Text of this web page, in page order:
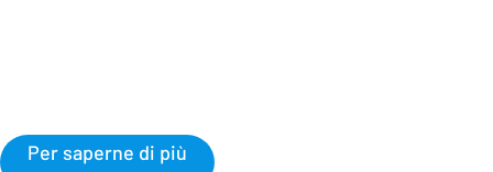
Per saperne di più